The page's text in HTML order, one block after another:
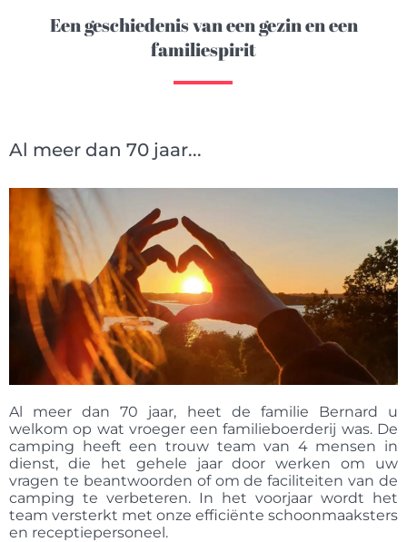
Een geschiedenis van een gezin en een
familiespirit
Al meer dan 70 jaar...
Al meer dan 70 jaar, heet de familie Bernard u
welkom op wat vroeger een familieboerderij was. De
camping heeft een trouw team van 4 mensen in
dienst, die het gehele jaar door werken om uw
vragen te beantwoorden of om de faciliteiten van de
camping te verbeteren. In het voorjaar wordt het
team versterkt met onze efficiënte schoonmaaksters
en receptiepersoneel.